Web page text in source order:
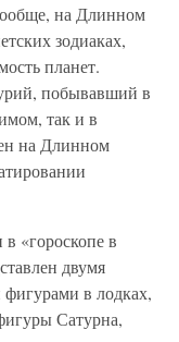
на Длинном
зодиаках,
планет.
побывавший в
так и в
на Длинном
«гороскопе в
двумя
в лодках,
Сатурна,